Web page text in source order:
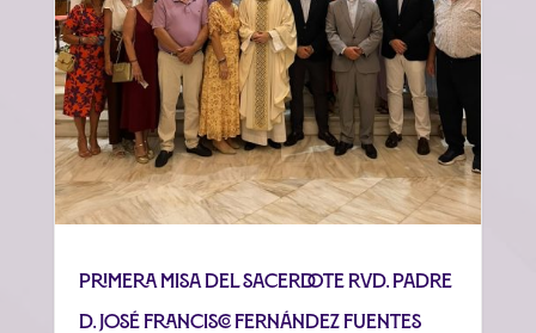
Primera misa del sacerdote Rvd. Padre
D. José Francisco Fernández Fuentes